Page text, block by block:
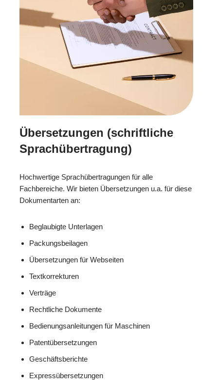
Übersetzungen (schriftliche
Sprachübertragung)
Hochwertige Sprachübertragungen für alle
Fachbereiche. Wir bieten Übersetzungen u.a. für diese
Dokumentarten an:
Beglaubigte Unterlagen
Packungsbeilagen
Übersetzungen für Webseiten
Textkorrekturen
Verträge
Rechtliche Dokumente
Bedienungsanleitungen für Maschinen
Patentübersetzungen
Geschäftsberichte
Expressübersetzungen